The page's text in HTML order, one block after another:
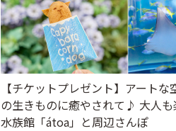
【チケットプレゼント】アート
の生きものに癒やされて♪ 大人
水族館「átoa」と周辺さんぽ